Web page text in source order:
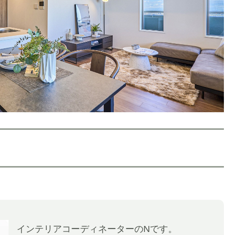
インテリアコーディネーターのNです。